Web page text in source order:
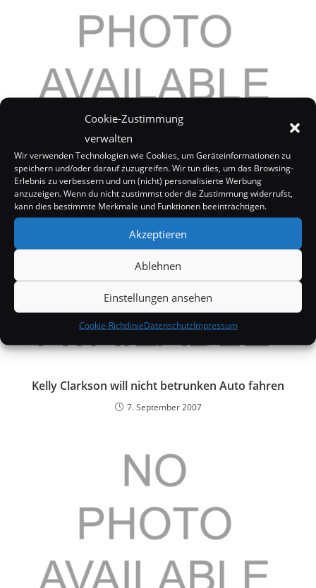
Cookie-Zustimmung
verwalten
Wir verwenden Technologien wie Cookies, um Geräteinformationen zu
speichern und/oder darauf zuzugreifen. Wir tun dies, um das Browsing-
Erlebnis zu verbessern und um (nicht) personalisierte Werbung
anzuzeigen. Wenn du nicht zustimmst oder die Zustimmung widerrufst,
kann dies bestimmte Merkmale und Funktionen beeinträchtigen.
Akzeptieren
Ablehnen
Einstellungen ansehen
Cookie-RichtlinieDatenschutzImpressum
Eigene Serie für Rebecca Romijn
21. Januar 2006
Kelly Clarkson will nicht betrunken Auto fahren
7. September 2007